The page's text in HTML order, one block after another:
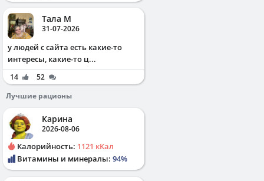
Тала М
31-07-2026
у людей с сайта есть какие-то
интересы, какие-то ц...
14
52
Лучшие рационы
Карина
2026-08-06
Калорийность: 1121 кКал
Витамины и минералы: 94%